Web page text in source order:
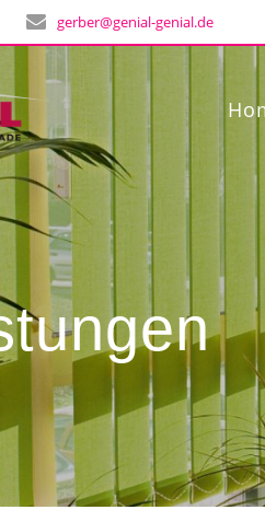
gerber@genial-genial.de